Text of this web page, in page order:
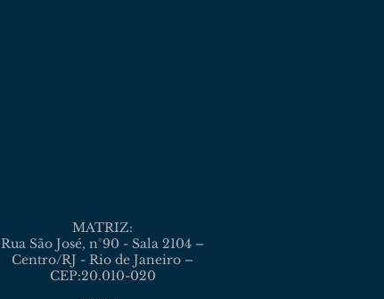
MATRIZ:
Rua São José, n°90 - Sala 2104 –
Centro/RJ - Rio de Janeiro –
CEP:20.010-020